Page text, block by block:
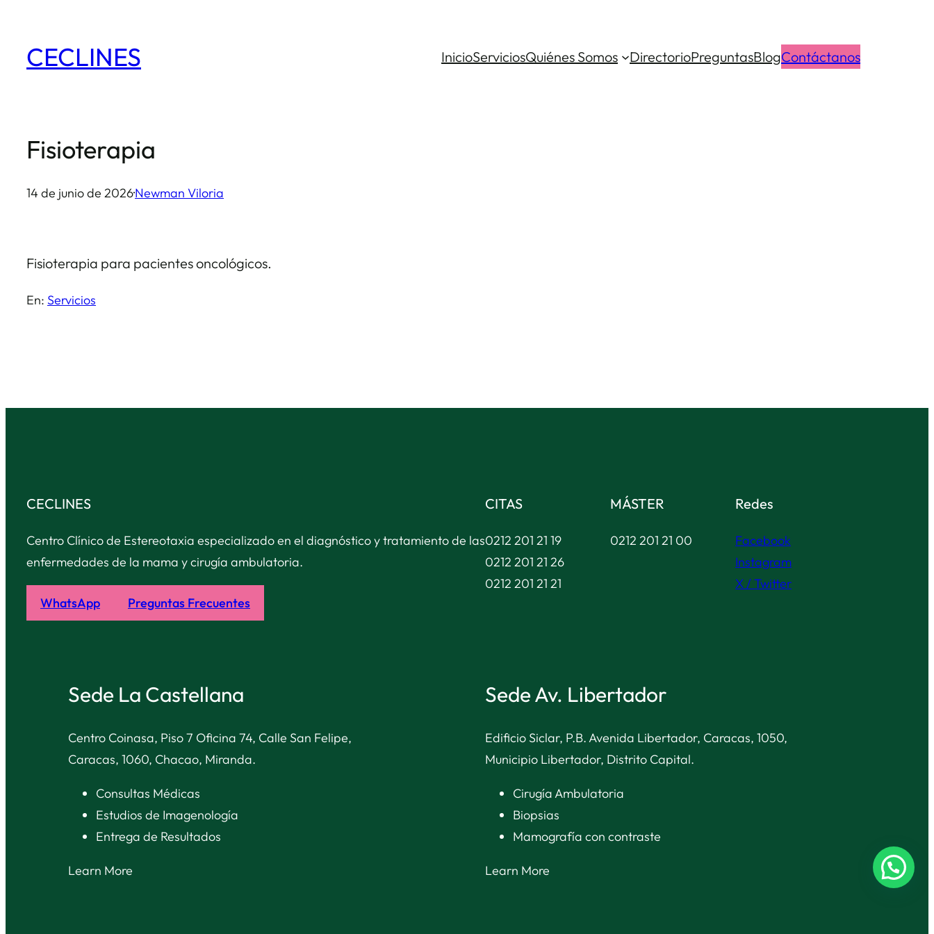
contenido
CECLINES InicioServiciosQuiénes Somos DirectorioPreguntasBlogContáctanos
Fisioterapia
14 de junio de 2026·Newman Viloria
Fisioterapia para pacientes oncológicos.
En: Servicios
CECLINES
Centro Clínico de Estereotaxia especializado en el diagnóstico y tratamiento de las
enfermedades de la mama y cirugía ambulatoria.
WhatsApp Preguntas Frecuentes
CITAS
0212 201 21 19
0212 201 21 26
0212 201 21 21
MÁSTER
0212 201 21 00
Redes
Facebook
Instagram
X / Twitter
Sede La Castellana
Centro Coinasa, Piso 7 Oficina 74, Calle San Felipe,
Caracas, 1060, Chacao, Miranda.
Consultas Médicas
Estudios de Imagenología
Entrega de Resultados
Learn More
Sede Av. Libertador
Edificio Siclar, P.B. Avenida Libertador, Caracas, 1050,
Municipio Libertador, Distrito Capital.
Cirugía Ambulatoria
Biopsias
Mamografía con contraste
Learn More